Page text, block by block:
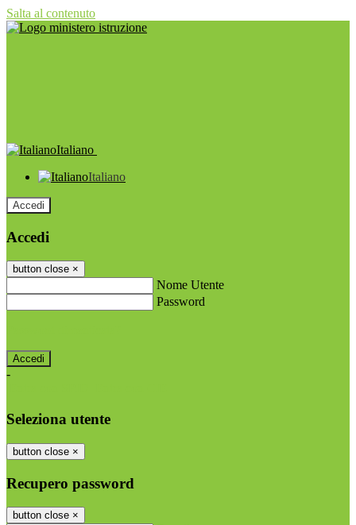
Salta al contenuto
Italiano
Italiano
Accedi
Accedi
button close ×
Nome Utente
Password
-
Seleziona utente
button close ×
Recupero password
button close ×